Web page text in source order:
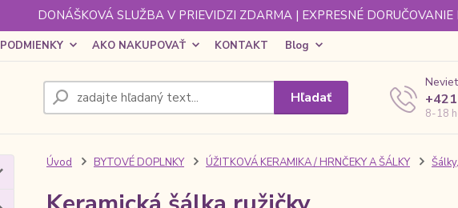
DONÁŠKOVÁ SLUŽBA V PRIEVIDZI ZDARMA | EXPRESNÉ
PODMIENKY AKO NAKUPOVAŤ KONTAKT Blog
Hľadať
8-18
Úvod BYTOVÉ DOPLNKY ÚŽITKOVÁ KERAMIKA / HRNČEKY A ŠÁLKY